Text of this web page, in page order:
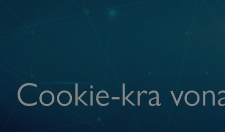
Cookie-kra